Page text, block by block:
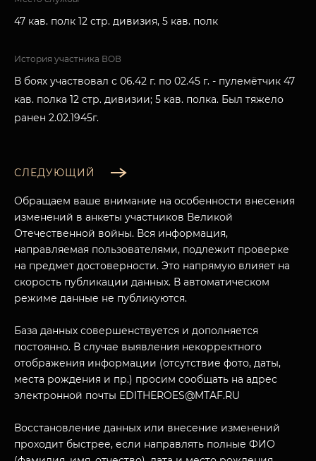
МУЗЕЙНЫЙ КОМПЛЕКС
ПОСЕТИТЕЛЯМ
НАЗАД
47 кав. полк 12 стр. дивизия, 5 кав. полк
История участника ВОВ
В боях участвовал с 06.42 г. по 02.45 г. - пулемётчик 47
кав. полка 12 стр. дивизии; 5 кав. полка. Был тяжело
ранен 2.02.1945г.
СЛЕДУЮЩИЙ
Обращаем ваше внимание на особенности внесения
изменений в анкеты участников Великой
Отечественной войны. Вся информация,
направляемая пользователями, подлежит проверке
на предмет достоверности. Это напрямую влияет на
скорость публикации данных. В автоматическом
режиме данные не публикуются.
База данных совершенствуется и дополняется
постоянно. В случае выявления некорректного
отображения информации (отсутствие фото, даты,
места рождения и пр.) просим сообщать на адрес
электронной почты EDITHEROES@MTAF.RU
Восстановление данных или внесение изменений
проходит быстрее, если направлять полные ФИО